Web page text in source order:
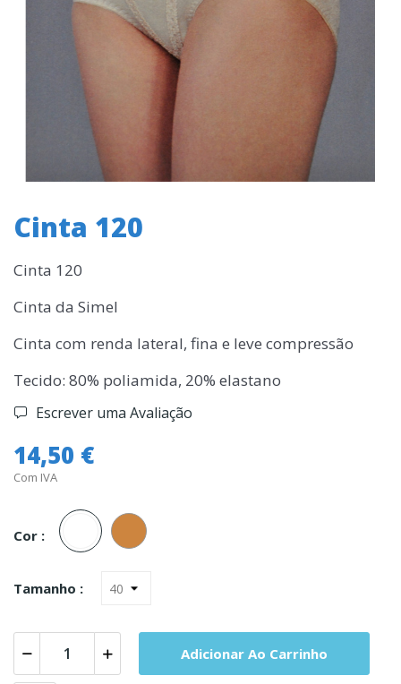
Cinta 120
Cinta 120
Cinta da Simel
Cinta com renda lateral, fina e leve compressão
Tecido: 80% poliamida, 20% elastano
Escrever uma Avaliação
14,50 €
Com IVA
Cor :
Branco
Tamanho :
Adicionar Ao Carrinho